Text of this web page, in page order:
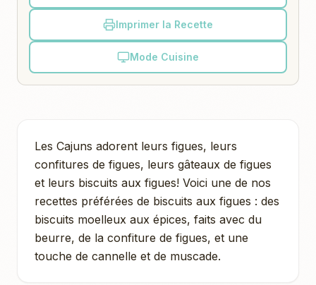
Imprimer la Recette
Mode Cuisine
Les Cajuns adorent leurs figues, leurs
confitures de figues, leurs gâteaux de figues
et leurs biscuits aux figues! Voici une de nos
recettes préférées de biscuits aux figues : des
biscuits moelleux aux épices, faits avec du
beurre, de la confiture de figues, et une
touche de cannelle et de muscade.